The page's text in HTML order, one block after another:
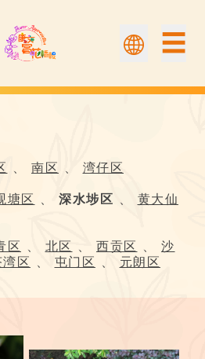
☰
康文賞花情報
、 南区 、 湾仔区
塘区 、 深水埗区 、 黄大仙
区 、 北区 、 西贡区 、 沙
湾区 、 屯门区 、 元朗区